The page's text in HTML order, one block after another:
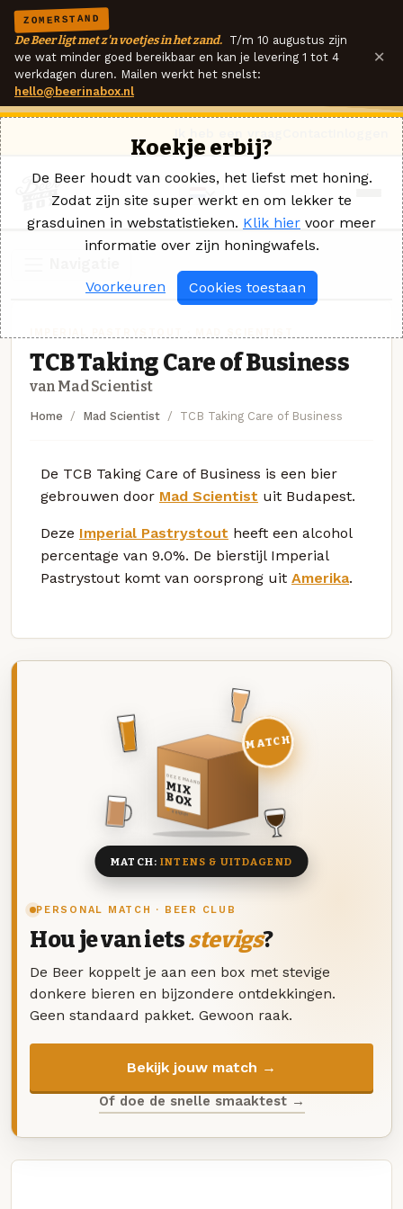
ZOMERSTAND
De Beer ligt met z'n voetjes in het zand. T/m 10 augustus zijn
we wat minder goed bereikbaar en kan je levering 1 tot 4
werkdagen duren. Mailen werkt het snelst:
hello@beerinabox.nl
×
TCB Taking Care of Business
van Mad Scientist
Home Mad Scientist TCB Taking Care of Business
De TCB Taking Care of Business is een bier
gebrouwen door Mad Scientist uit Budapest.
Deze Imperial Pastrystout heeft een alcohol
percentage van 9.0%. De bierstijl Imperial
Pastrystout komt van oorsprong uit Amerika.
PERSONAL MATCH · BEER CLUB
Hou je van ietsstevigs?
De Beer koppelt je aan een box met stevige
donkere bieren en bijzondere ontdekkingen.
Geen standaard pakket. Gewoon raak.
Bekijk jouw match →
Of doe de snelle smaaktest →
DEZE MAAND
MIX
BOX
8 BIEREN
MATCH
MATCH:INTENS & UITDAGEND
Koekje erbij?
De Beer houdt van cookies, het liefst met honing.
Zodat zijn site super werkt en om lekker te
grasduinen in webstatistieken. Klik hier voor meer
informatie over zijn honingwafels.
Voorkeuren Cookies toestaan